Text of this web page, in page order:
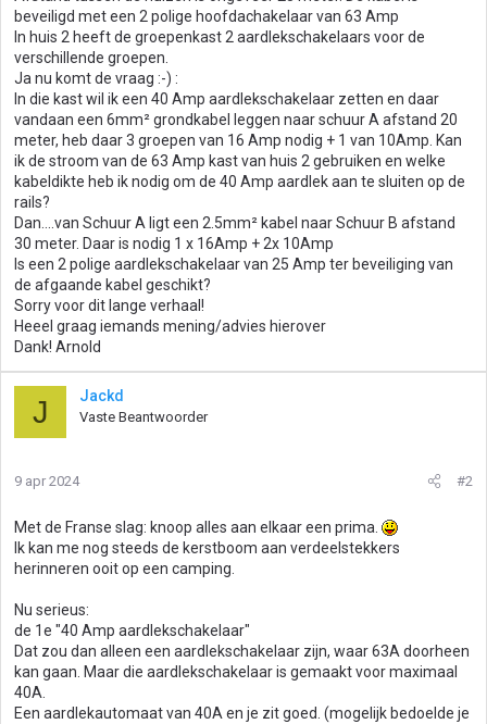
beveiligd met een 2 polige hoofdachakelaar van 63 Amp
In huis 2 heeft de groepenkast 2 aardlekschakelaars voor de
verschillende groepen.
Ja nu komt de vraag :-) :
In die kast wil ik een 40 Amp aardlekschakelaar zetten en daar
vandaan een 6mm² grondkabel leggen naar schuur A afstand 20
meter, heb daar 3 groepen van 16 Amp nodig + 1 van 10Amp. Kan
ik de stroom van de 63 Amp kast van huis 2 gebruiken en welke
kabeldikte heb ik nodig om de 40 Amp aardlek aan te sluiten op de
rails?
Dan....van Schuur A ligt een 2.5mm² kabel naar Schuur B afstand
30 meter. Daar is nodig 1 x 16Amp + 2x 10Amp
Is een 2 polige aardlekschakelaar van 25 Amp ter beveiliging van
de afgaande kabel geschikt?
Sorry voor dit lange verhaal!
Heeel graag iemands mening/advies hierover
Dank! Arnold
J Jackd
Vaste Beantwoorder
9 apr 2024 #2
Met de Franse slag: knoop alles aan elkaar een prima.
Ik kan me nog steeds de kerstboom aan verdeelstekkers
herinneren ooit op een camping.
Nu serieus:
de 1e "40 Amp aardlekschakelaar"
Dat zou dan alleen een aardlekschakelaar zijn, waar 63A doorheen
kan gaan. Maar die aardlekschakelaar is gemaakt voor maximaal
40A.
Een aardlekautomaat van 40A en je zit goed. (mogelijk bedoelde je